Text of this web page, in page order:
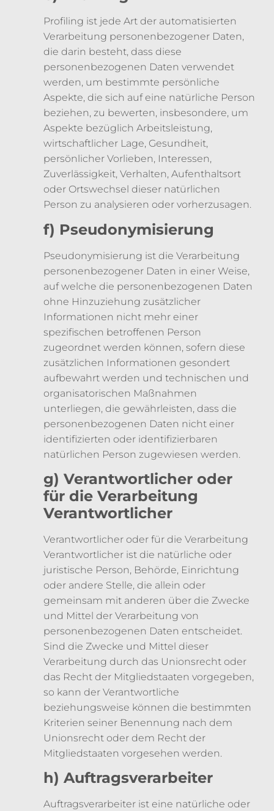
Profiling ist jede Art der automatisierten
Verarbeitung personenbezogener Daten,
die darin besteht, dass diese
personenbezogenen Daten verwendet
werden, um bestimmte persönliche
Aspekte, die sich auf eine natürliche Person
beziehen, zu bewerten, insbesondere, um
Aspekte bezüglich Arbeitsleistung,
wirtschaftlicher Lage, Gesundheit,
persönlicher Vorlieben, Interessen,
Zuverlässigkeit, Verhalten, Aufenthaltsort
oder Ortswechsel dieser natürlichen
Person zu analysieren oder vorherzusagen.
f) Pseudonymisierung
Pseudonymisierung ist die Verarbeitung
personenbezogener Daten in einer Weise,
auf welche die personenbezogenen Daten
ohne Hinzuziehung zusätzlicher
Informationen nicht mehr einer
spezifischen betroffenen Person
zugeordnet werden können, sofern diese
zusätzlichen Informationen gesondert
aufbewahrt werden und technischen und
organisatorischen Maßnahmen
unterliegen, die gewährleisten, dass die
personenbezogenen Daten nicht einer
identifizierten oder identifizierbaren
natürlichen Person zugewiesen werden.
g) Verantwortlicher oder
für die Verarbeitung
Verantwortlicher
Verantwortlicher oder für die Verarbeitung
Verantwortlicher ist die natürliche oder
juristische Person, Behörde, Einrichtung
oder andere Stelle, die allein oder
gemeinsam mit anderen über die Zwecke
und Mittel der Verarbeitung von
personenbezogenen Daten entscheidet.
Sind die Zwecke und Mittel dieser
Verarbeitung durch das Unionsrecht oder
das Recht der Mitgliedstaaten vorgegeben,
so kann der Verantwortliche
beziehungsweise können die bestimmten
Kriterien seiner Benennung nach dem
Unionsrecht oder dem Recht der
Mitgliedstaaten vorgesehen werden.
h) Auftragsverarbeiter
Auftragsverarbeiter ist eine natürliche oder